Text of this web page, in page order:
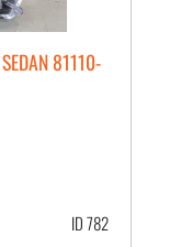
81110-
ID 782